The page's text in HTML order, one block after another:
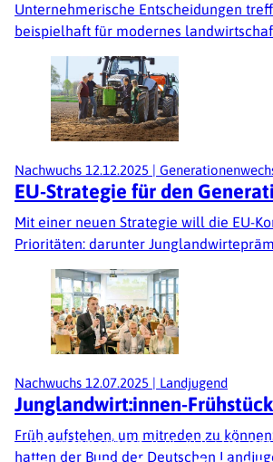
Unternehmer:innen26.05.2026 | UN-
Unternehmerische Entscheidungen
beispielhaft für modernes
Nachwuchs 12.12.2025 |
EU-Strategie für den
Mit einer neuen Strategie will die EU-
Prioritäten: darunter
Nachwuchs 12.07.2025 | Landjugend
Junglandwirt:innen-
Früh aufstehen, um mitreden zu
hatten der Bund der Deutschen